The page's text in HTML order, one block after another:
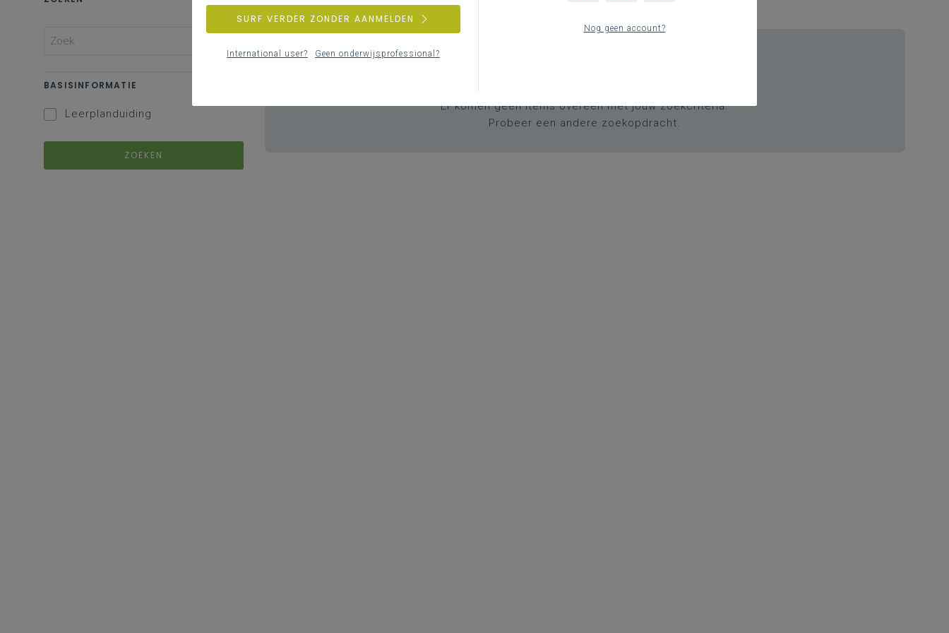
BASISINFORMATIE
Leerplanduiding
ZOEKEN
Er komen geen items overeen met jouw zoekcriteria.
Probeer een andere zoekopdracht.
Nog geen account?
SURF VERDER ZONDER AANMELDEN
International user? Geen onderwijsprofessional?